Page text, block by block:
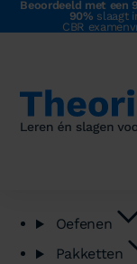
Beoordeeld met een
90% slaagt
CBR
Oefenen
Pakketten